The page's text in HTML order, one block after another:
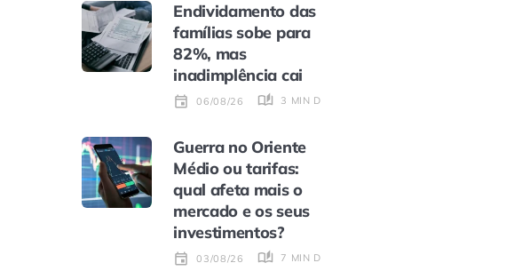
Endividamento das
famílias sobe para
82%, mas
inadimplência cai
06/08/26 3 MIN DE LEITURA
Guerra no Oriente
Médio ou tarifas:
qual afeta mais o
mercado e os seus
investimentos?
03/08/26 7 MIN DE LEITURA